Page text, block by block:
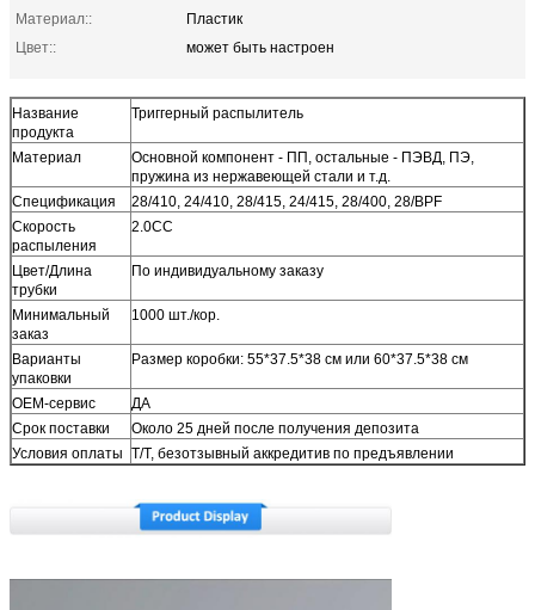
Материал::
Пластик
Цвет::
может быть настроен
Название
продукта
Триггерный распылитель
Материал
Основной компонент - ПП, остальные - ПЭВД, ПЭ,
пружина из нержавеющей стали и т.д.
Спецификация
28/410, 24/410, 28/415, 24/415, 28/400, 28/BPF
Скорость
распыления
2.0CC
Цвет/Длина
трубки
По индивидуальному заказу
Минимальный
заказ
1000 шт./кор.
Варианты
упаковки
Размер коробки: 55*37.5*38 см или 60*37.5*38 см
OEM-сервис
ДА
Срок поставки
Около 25 дней после получения депозита
Условия оплаты T/T, безотзывный аккредитив по предъявлении